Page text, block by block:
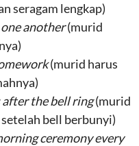
seragam lengkap)
another(murid
(murid harus
after the bell ring(murid
bell berbunyi)
ceremony every